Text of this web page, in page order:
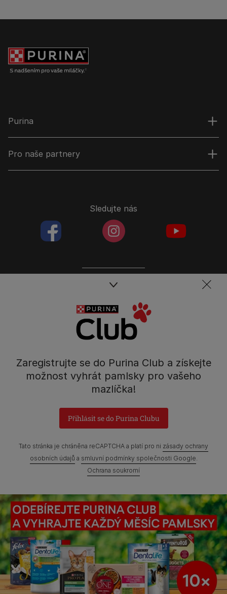
Zaregistrujte se do Purina Club a získejte
možnost vyhrát pamlsky pro vašeho
mazlíčka!
Přihlásit se do Purina Clubu
Tato stránka je chráněna reCAPTCHA a platí pro ni zásady ochrany
osobních údajů a smluvní podmínky společnosti Google.
Ochrana soukromí
Purina
Pro naše partnery
Spojte se s týmem péče o domácí mazlíčky
Tel.: 800 135 135
Mezi Vodami 2035/31,
Praha 4 - Modřany
Sledujte nás
facebookColoredinstagramColored
©Reg. Trademark of Nestlé S.A.
Prohlášení o přístupnosti Všeobecné podmínky
Marketingové podmínky Ochrana soukromí Soubory Cookies
Zpráva Nestlé o genderových mzdových rozdílech
Mapa webových stránek